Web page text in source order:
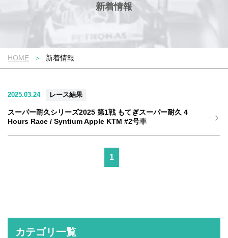
新着情報
HOME 新着情報
2025.03.24 レース結果
スーパー耐久シリーズ2025 第1戦 もてぎスーパー耐久 4
Hours Race / Syntium Apple KTM #2号車
1
カテゴリ一覧